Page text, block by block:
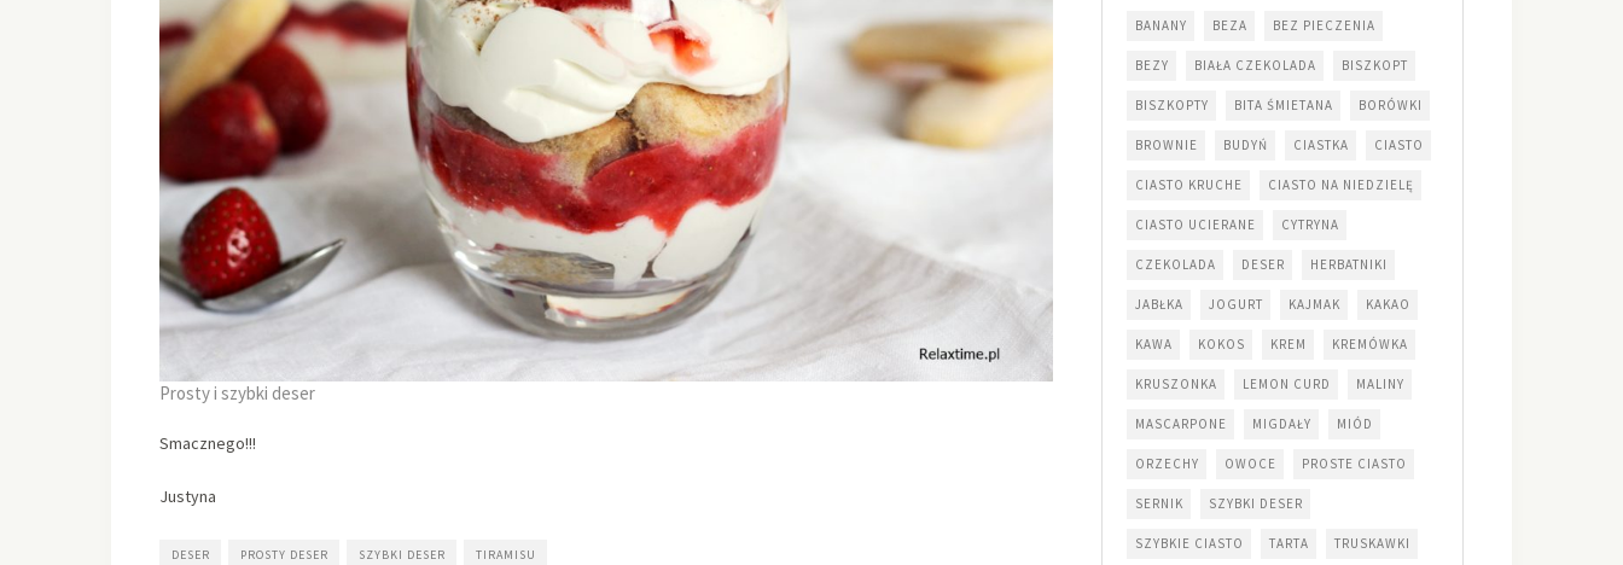
Prosty i szybki deser
Smacznego!!!
Justyna
DESER PROSTY DESER SZYBKI DESER TIRAMISU
BANANY BEZA BEZ PIECZENIA
BEZY BIAŁA CZEKOLADA BISZKOPT
BISZKOPTY BITA ŚMIETANA BORÓWKI
BROWNIE BUDYŃ CIASTKA CIASTO
CIASTO KRUCHE CIASTO NA NIEDZIELĘ
CIASTO UCIERANE CYTRYNA
CZEKOLADA DESER HERBATNIKI
JABŁKA JOGURT KAJMAK KAKAO
KAWA KOKOS KREM KREMÓWKA
KRUSZONKA LEMON CURD MALINY
MASCARPONE MIGDAŁY MIÓD
ORZECHY OWOCE PROSTE CIASTO
SERNIK SZYBKI DESER
SZYBKIE CIASTO TARTA TRUSKAWKI